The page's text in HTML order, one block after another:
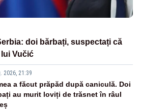
doi bărbați, suspectați că
Vučić
2026, 21:39
a făcut prăpăd după caniculă. Doi
au murit loviți de trăsnet în râul